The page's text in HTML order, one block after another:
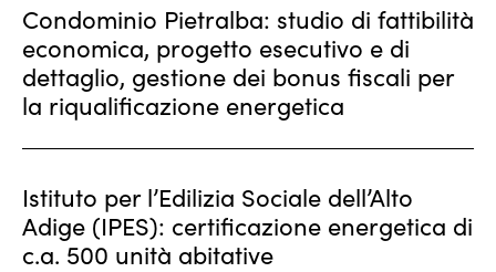
Condominio Pietralba: studio di fattibilità
economica, progetto esecutivo e di
dettaglio, gestione dei bonus fiscali per
la riqualificazione energetica
Istituto per l’Edilizia Sociale dell’Alto
Adige (IPES): certificazione energetica di
c.a. 500 unità abitative